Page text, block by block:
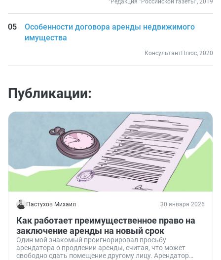
"Редакция "Российской газеты", 2019
Особенности договора аренды недвижимого
имущества
КонсультантПлюс, 2020
Публикации:
Пастухов Михаил 30 января 2026
Как работает преимущественное право на
заключение аренды на новый срок
Один мой знакомый проигнорировал просьбу
арендатора о продлении аренды, считая, что может
свободно сдать помещение другому лицу. Арендатор